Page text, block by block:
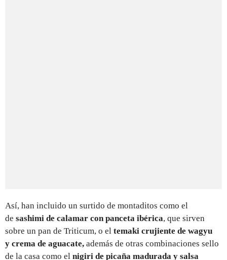
Así, han incluido un surtido de montaditos como el
de sashimi de calamar con panceta ibérica, que sirven
sobre un pan de Triticum, o el temaki crujiente de wagyu
y crema de aguacate, además de otras combinaciones sello
de la casa como el nigiri de picaña madurada y salsa